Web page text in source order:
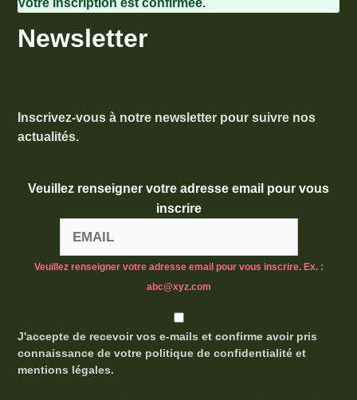
Votre inscription est confirmée.
Newsletter
Inscrivez-vous à notre newsletter pour suivre nos
actualités.
Veuillez renseigner votre adresse email pour vous
inscrire
Veuillez renseigner votre adresse email pour vous inscrire. Ex. :
abc@xyz.com
J'accepte de recevoir vos e-mails et confirme avoir pris
connaissance de votre politique de confidentialité et
mentions légales.